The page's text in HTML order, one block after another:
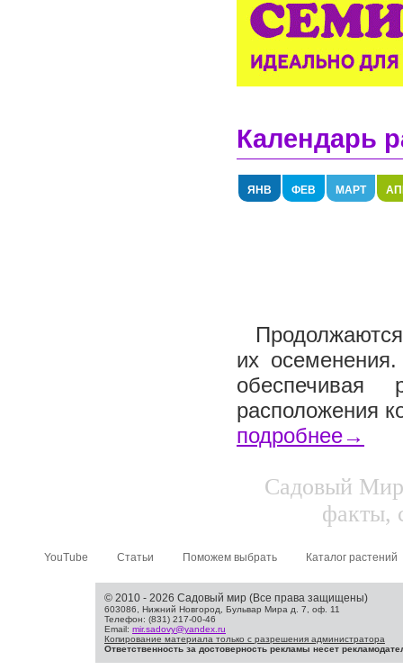
Календарь
ЯНВ ФЕВ МАРТ
их
обеспечивая
расположения
подробнее→
Садовый
факты,
YouTube Статьи Поможем выбрать Каталог растений
© 2010 - 2026 Садовый мир (Все права защищены)
603086, Нижний Новгород, Бульвар Мира д. 7, оф. 11
Телефон: (831) 217-00-46
Email: mir.sadovy@yandex.ru
Копирование материала только с разрешения администратора
Ответственность за достоверность рекламы несет